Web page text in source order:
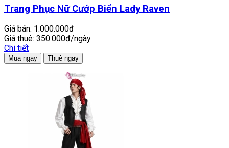
Trang Phục Nữ Cướp Biển Lady Raven
Giá bán: 1.000.000đ
Giá thuê: 350.000đ/ngày
Chi tiết
Mua ngay Thuê ngay